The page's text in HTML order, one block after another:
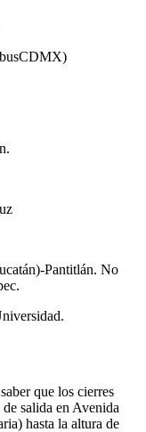
Pantitlán. No
que los cierres
salida en Avenida
hasta la altura de